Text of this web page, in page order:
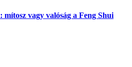
mítosz vagy valóság a Feng Shui